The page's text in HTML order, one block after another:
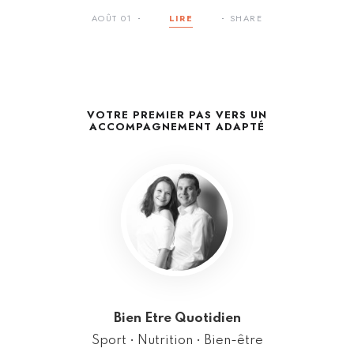
AOÛT 01 LIRE SHARE
VOTRE PREMIER PAS VERS UN
ACCOMPAGNEMENT ADAPTÉ
Bien Etre Quotidien
Sport • Nutrition • Bien-être